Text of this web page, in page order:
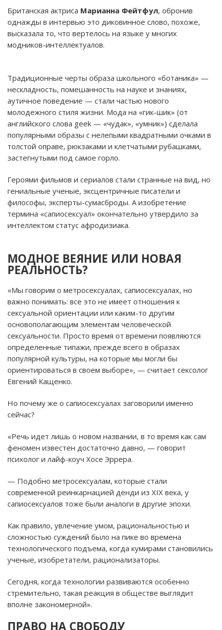
Британская актриса Марианна Фейтфул, обронив
однажды в интервью это диковинное слово, похоже,
высказала то, что вертелось на языке у многих
модников-интеллектуалов.
Традиционные черты образа школьного «ботаника» —
нескладность, помешанность на науке и знаниях,
аутичное поведение — стали частью нового
молодежного стиля жизни. Мода на «гик-шик» (от
английского слова geek — «чудак», «умник») сделала
популярными образы с нелепыми квадратными очками в
толстой оправе, рюкзаками и клетчатыми рубашками,
застегнутыми под самое горло.
Героями фильмов и сериалов стали странные на вид, но
гениальные ученые, эксцентричные писатели и
философы, эксперты-сумасброды. А изобретение
термина «сапиосексуал» окончательно утвердило за
интеллектом статус афродизиака.
МОДНОЕ ВЕЯНИЕ ИЛИ НОВАЯ
РЕАЛЬНОСТЬ?
«Мы говорим о метросексуалах, сапиосексуалах, но
важно понимать: все это не имеет отношения к
сексуальной ориентации или каким-то другим
основополагающим элементам человеческой
сексуальности. Просто время от времени появляются
определенные типажи, прежде всего в образах
популярной культуры, на которые мы могли бы
ориентироваться в своем выборе», — считает сексолог
Евгений Кащенко.
Но почему же о сапиосексуалах заговорили именно
сейчас?
«Речь идет лишь о новом названии, в то время как сам
феномен известен достаточно давно, — говорит
психолог и лайф-коуч Хосе Эррера.
— Подобно метросексуалам, которые стали
современной реинкарнацией денди из XIX века, у
сапиосексуалов тоже были аналоги в другие эпохи.
Как правило, увлечение умом, рациональностью и
сложностью суждений было на пике во времена
технологического подъема, когда кумирами становились
ученые, изобретатели, рационализаторы.
Сегодня, когда технологии развиваются особенно
стремительно, такая реакция в обществе выглядит
вполне закономерной».
ПРАВО НА СВОБОДУ